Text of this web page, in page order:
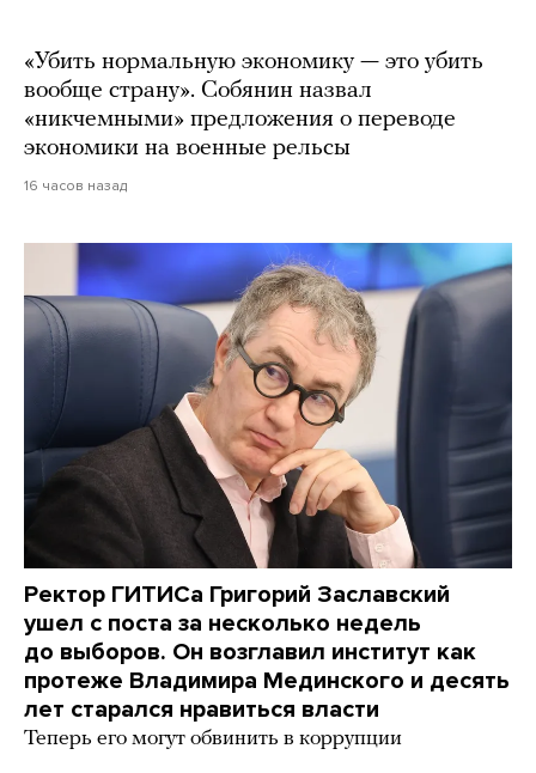
«Убить нормальную экономику — это убить
вообще страну». Собянин назвал
«никчемными» предложения о переводе
экономики на военные рельсы
16 часов назад
Ректор ГИТИСа Григорий Заславский
ушел с поста за несколько недель
до выборов. Он возглавил институт как
протеже Владимира Мединского и десять
лет старался нравиться власти
Теперь его могут обвинить в коррупции